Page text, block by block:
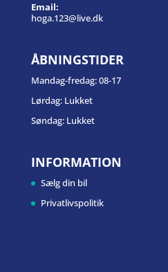
Email:
hoga.123@live.dk
ÅBNINGSTIDER
Mandag-fredag: 08-17
Lørdag: Lukket
Søndag: Lukket
INFORMATION
Sælg din bil
Privatlivspolitik